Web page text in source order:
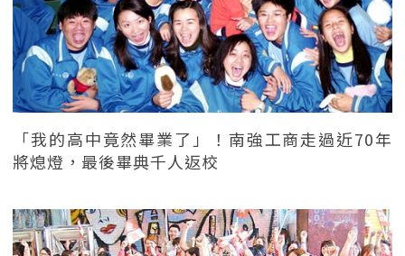
「我的高中竟然畢業了」！南強工商走過近70年
將熄燈，最後畢典千人返校